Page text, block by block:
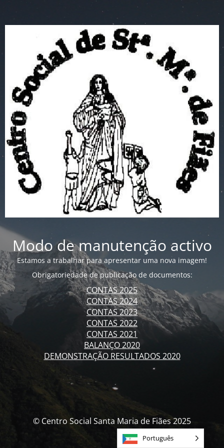
Modo de manutenção activo
Estamos a trabalhar para apresentar uma nova imagem!
Obrigatoriedade de publicação de documentos:
CONTAS 2025
CONTAS 2024
CONTAS 2023
CONTAS 2022
CONTAS 2021
BALANÇO 2020
DEMONSTRAÇÃO RESULTADOS 2020
© Centro Social Santa Maria de Fiães 2025
Português